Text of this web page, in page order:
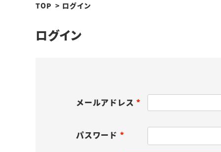
TOP ログイン
ログイン
メールアドレス
パスワード